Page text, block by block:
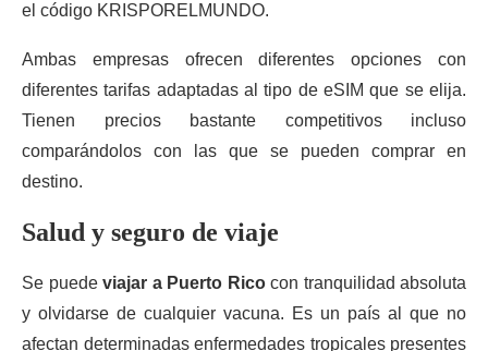
el código KRISPORELMUNDO.
Ambas empresas ofrecen diferentes opciones con
diferentes tarifas adaptadas al tipo de eSIM que se elija.
Tienen precios bastante competitivos incluso
comparándolos con las que se pueden comprar en
destino.
Salud y seguro de viaje
Se puede viajar a Puerto Ricocon tranquilidad absoluta
y olvidarse de cualquier vacuna. Es un país al que no
afectan determinadas enfermedades tropicales presentes